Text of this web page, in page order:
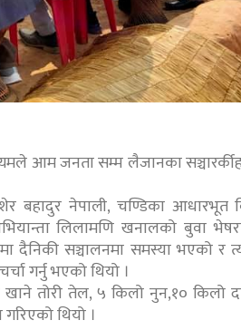
आम जनता सम्म लैजानका
बहादुर नेपाली, चण्डिका आधारभूत
लिलामणि खनालको बुवा
सञ्चालनमा समस्या भएको र
गर्नु भएको थियो ।
तोरी तेल, ५ किलो नुन,१० किलो
थियो ।